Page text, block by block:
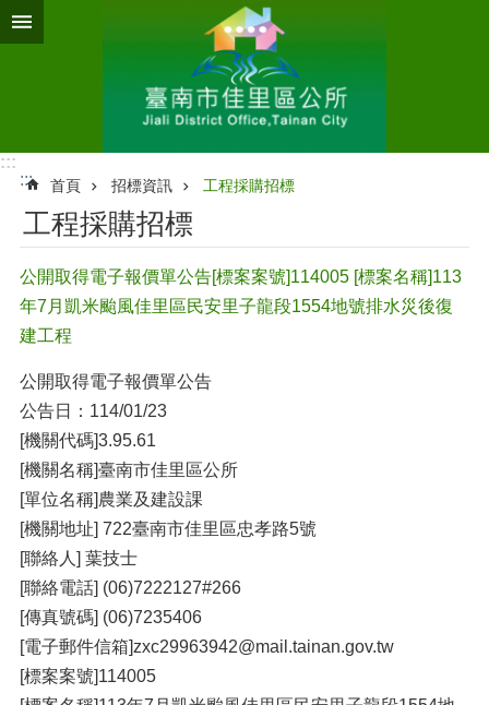
跳到主要內容區塊
:::
:::
首頁 招標資訊 工程採購招標
工程採購招標
公開取得電子報價單公告[標案案號]114005 [標案名稱]113
年7月凱米颱風佳里區民安里子龍段1554地號排水災後復
建工程
公開取得電子報價單公告
公告日：114/01/23
[機關代碼]3.95.61
[機關名稱]臺南市佳里區公所
[單位名稱]農業及建設課
[機關地址] 722臺南市佳里區忠孝路5號
[聯絡人] 葉技士
[聯絡電話] (06)7222127#266
[傳真號碼] (06)7235406
[電子郵件信箱]zxc29963942@mail.tainan.gov.tw
[標案案號]114005